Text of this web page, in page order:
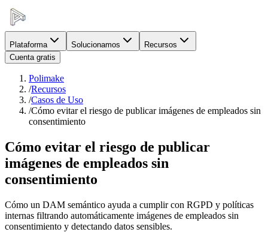
Plataforma Solucionamos
Recursos
Cuenta gratis
Polimake
/Recursos
/Casos de Uso
/Cómo evitar el riesgo de publicar imágenes de empleados sin
consentimiento
Cómo evitar el riesgo de publicar
imágenes de empleados sin
consentimiento
Cómo un DAM semántico ayuda a cumplir con RGPD y políticas
internas filtrando automáticamente imágenes de empleados sin
consentimiento y detectando datos sensibles.